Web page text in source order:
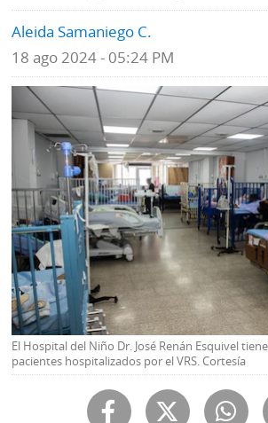
Tecnología
Ponle
la
Firma
Videos
Fe
de
erratas
Historias
SERVICIOS
E-
Paper
Buscador
Comunicados
Catálogos
Contenido
de
marcas
RSS
Temas
Autores
Aleida Samaniego C.
18 ago 2024 - 05:24 PM
El Hospital del Niño Dr. José Renán Esquivel
pacientes hospitalizados por el VRS. Cortesía